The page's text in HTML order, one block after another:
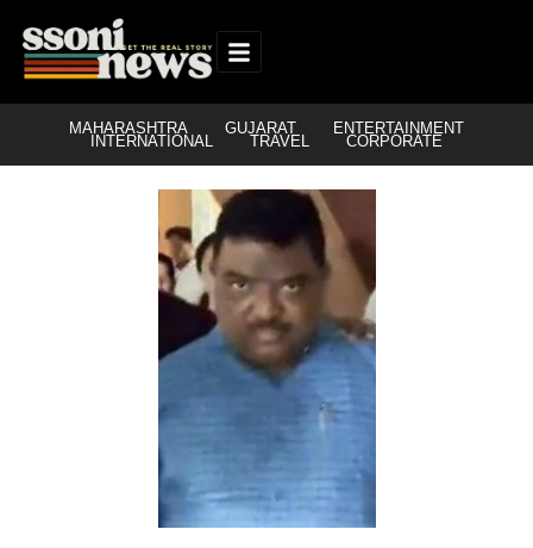
MAHARASHTRA GUJARAT ENTERTAINMENT
INTERNATIONAL TRAVEL CORPORATE